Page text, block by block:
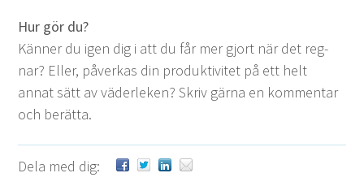
Hur gör du?
Kän­ner du igen dig i att du får mer gjort när det reg­
nar? Eller, påverkas din pro­duk­tivitet på ett helt
annat sätt av väder­leken? Skriv gär­na en kom­men­tar
och berätta.
Dela med dig: